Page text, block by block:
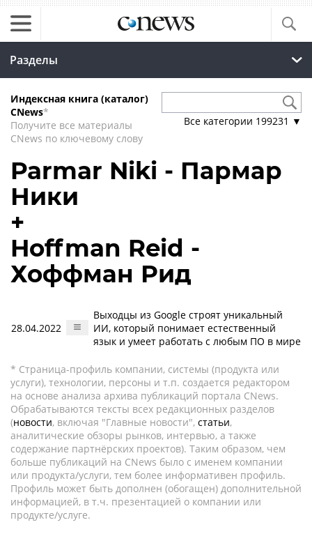
Разделы
Индексная книга (каталог)
CNews*
Получите все материалы
CNews по ключевому слову
Все категории 199231 ▼
Parmar Niki - Пармар
Ники
+
Hoffman Reid -
Хоффман Рид
28.04.2022
Выходцы из Google строят уникальный
ИИ, который понимает естественный
язык и умеет работать с любым ПО в мире
* Страница-профиль компании, системы (продукта или
услуги), технологии, персоны и т.п. создается редактором
на основе анализа архива публикаций портала CNews.
Обрабатываются тексты всех редакционных разделов
(новости, включая "Главные новости", статьи,
аналитические обзоры рынков, интервью, а также
содержание партнёрских проектов). Таким образом, чем
больше публикаций на CNews было с именем компании
или продукта/услуги, тем более информативен профиль.
Профиль может быть дополнен (обогащен) дополнительной
информацией, в т.ч. презентацией о компании или
продукте/услуге.